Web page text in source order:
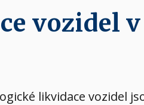
vozidel
likvidace vozidel